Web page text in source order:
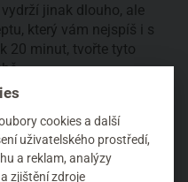
jinak dlouho, ale
který vám nejspíš i s
20 minut, tvořte tyto
cookies a další
uživatelského prostředí,
a reklam, analýzy
zjištění zdroje